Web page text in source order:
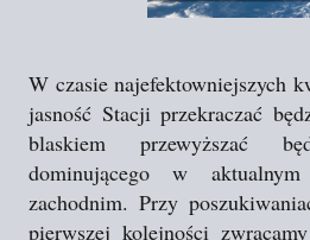
W czasie najefektowniejszych
jasność Stacji przekraczać
blaskiem przewyższać
dominującego w
zachodnim. Przy
pierwszej kolejności